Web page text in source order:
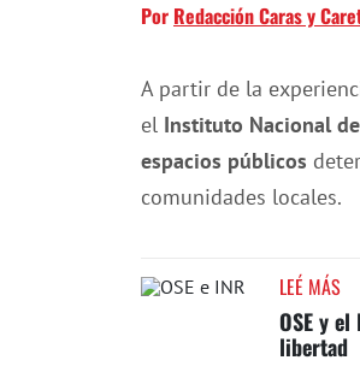
Por Redacción Caras y
A partir de la
el Instituto Nacional
espacios públicos
comunidades locales.
LEÉ MÁS
OSE y
libertad